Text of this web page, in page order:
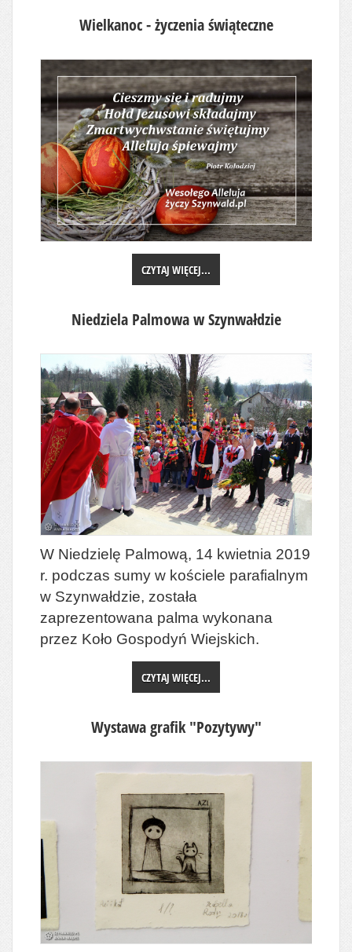
Wielkanoc - życzenia świąteczne
CZYTAJ WIĘCEJ...
Niedziela Palmowa w Szynwałdzie
W Niedzielę Palmową, 14 kwietnia 2019
r. podczas sumy w kościele parafialnym
w Szynwałdzie, została
zaprezentowana palma wykonana
przez Koło Gospodyń Wiejskich.
CZYTAJ WIĘCEJ...
Wystawa grafik "Pozytywy"